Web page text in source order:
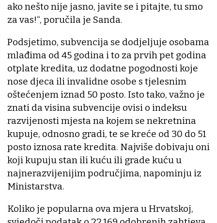
ako nešto nije jasno, javite se i pitajte, tu smo
za vas!“, poručila je Sanda.
Podsjetimo, subvencija se dodjeljuje osobama
mlađima od 45 godina i to za prvih pet godina
otplate kredita, uz dodatne pogodnosti koje
nose djeca ili invalidne osobe s tjelesnim
oštećenjem iznad 50 posto. Isto tako, važno je
znati da visina subvencije ovisi o indeksu
razvijenosti mjesta na kojem se nekretnina
kupuje, odnosno gradi, te se kreće od 30 do 51
posto iznosa rate kredita. Najviše dobivaju oni
koji kupuju stan ili kuću ili grade kuću u
najnerazvijenijim područjima, napominju iz
Ministarstva.
Koliko je popularna ova mjera u Hrvatskoj,